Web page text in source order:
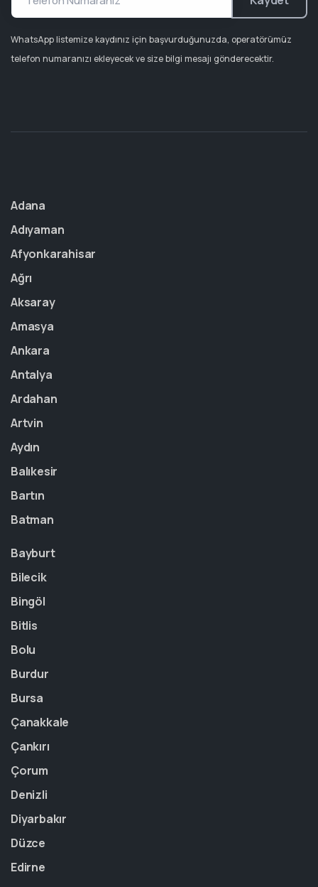
WhatsApp listemize kaydınız için başvurduğunuzda, operatörümüz
telefon numaranızı ekleyecek ve size bilgi mesajı gönderecektir.
Adana
Adıyaman
Afyonkarahisar
Ağrı
Aksaray
Amasya
Ankara
Antalya
Ardahan
Artvin
Aydın
Balıkesir
Bartın
Batman
Bayburt
Bilecik
Bingöl
Bitlis
Bolu
Burdur
Bursa
Çanakkale
Çankırı
Çorum
Denizli
Diyarbakır
Düzce
Edirne